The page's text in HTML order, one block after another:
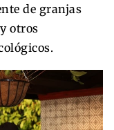
de granjas
otros